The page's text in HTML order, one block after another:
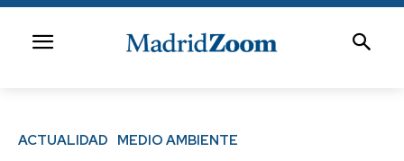
ACTUALIDAD MEDIO AMBIENTE